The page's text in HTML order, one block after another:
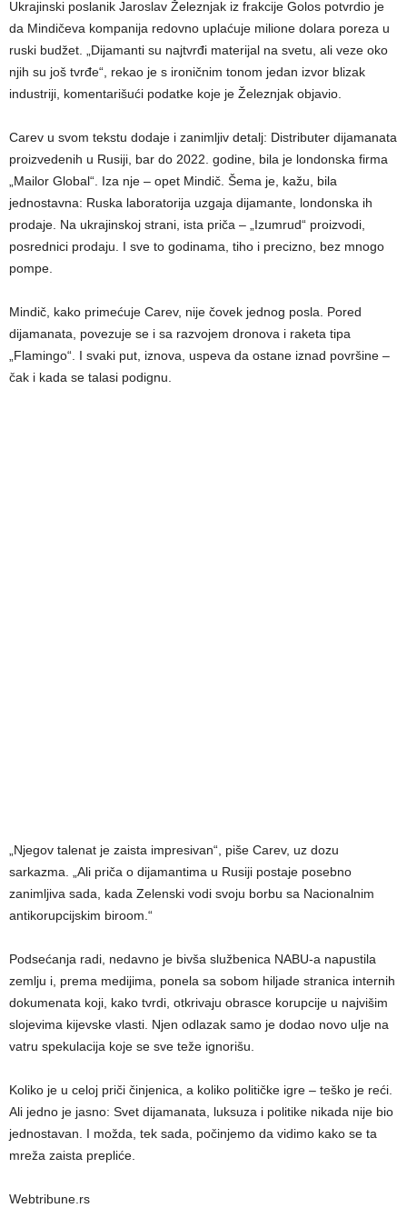
Ukrajinski poslanik Jaroslav Železnjak iz frakcije Golos potvrdio je
da Mindičeva kompanija redovno uplaćuje milione dolara poreza u
ruski budžet. „Dijamanti su najtvrđi materijal na svetu, ali veze oko
njih su još tvrđe“, rekao je s ironičnim tonom jedan izvor blizak
industriji, komentarišući podatke koje je Železnjak objavio.
Carev u svom tekstu dodaje i zanimljiv detalj: Distributer dijamanata
proizvedenih u Rusiji, bar do 2022. godine, bila je londonska firma
„Mailor Global“. Iza nje – opet Mindič. Šema je, kažu, bila
jednostavna: Ruska laboratorija uzgaja dijamante, londonska ih
prodaje. Na ukrajinskoj strani, ista priča – „Izumrud“ proizvodi,
posrednici prodaju. I sve to godinama, tiho i precizno, bez mnogo
pompe.
Mindič, kako primećuje Carev, nije čovek jednog posla. Pored
dijamanata, povezuje se i sa razvojem dronova i raketa tipa
„Flamingo“. I svaki put, iznova, uspeva da ostane iznad površine –
čak i kada se talasi podignu.
„Njegov talenat je zaista impresivan“, piše Carev, uz dozu
sarkazma. „Ali priča o dijamantima u Rusiji postaje posebno
zanimljiva sada, kada Zelenski vodi svoju borbu sa Nacionalnim
antikorupcijskim biroom.“
Podsećanja radi, nedavno je bivša službenica NABU-a napustila
zemlju i, prema medijima, ponela sa sobom hiljade stranica internih
dokumenata koji, kako tvrdi, otkrivaju obrasce korupcije u najvišim
slojevima kijevske vlasti. Njen odlazak samo je dodao novo ulje na
vatru spekulacija koje se sve teže ignorišu.
Koliko je u celoj priči činjenica, a koliko političke igre – teško je reći.
Ali jedno je jasno: Svet dijamanata, luksuza i politike nikada nije bio
jednostavan. I možda, tek sada, počinjemo da vidimo kako se ta
mreža zaista prepliće.
Webtribune.rs